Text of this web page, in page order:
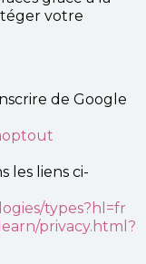
votre
de Google
les liens ci-
types?hl=fr
privacy.html?